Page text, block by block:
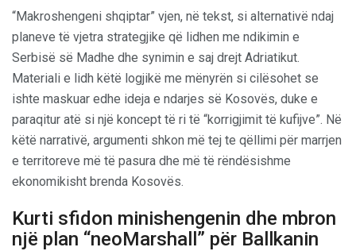
“Makroshengeni shqiptar” vjen, në tekst, si alternativë ndaj
planeve të vjetra strategjike që lidhen me ndikimin e
Serbisë së Madhe dhe synimin e saj drejt Adriatikut.
Materiali e lidh këtë logjikë me mënyrën si cilësohet se
ishte maskuar edhe ideja e ndarjes së Kosovës, duke e
paraqitur atë si një koncept të ri të “korrigjimit të kufijve”. Në
këtë narrativë, argumenti shkon më tej te qëllimi për marrjen
e territoreve më të pasura dhe më të rëndësishme
ekonomikisht brenda Kosovës.
Kurti sfidon minishengenin dhe mbron
një plan “neoMarshall” për Ballkanin